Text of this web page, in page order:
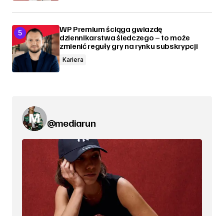
WP Premium ściąga gwiazdę
dziennikarstwa śledczego – to może
zmienić reguły gry na rynku subskrypcji
Kariera
@mediarun